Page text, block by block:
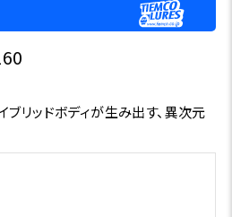
リッドボディが生み出す、異次元